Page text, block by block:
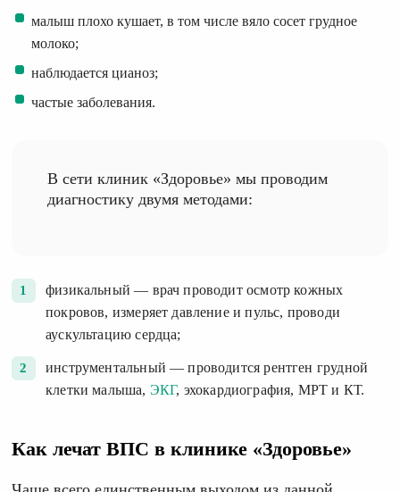
малыш плохо кушает, в том числе вяло сосет грудное
молоко;
наблюдается цианоз;
частые заболевания.
В сети клиник «Здоровье» мы проводим
диагностику двумя методами:
физикальный — врач проводит осмотр кожных
покровов, измеряет давление и пульс, проводи
аускультацию сердца;
инструментальный — проводится рентген грудной
клетки малыша, ЭКГ, эхокардиография, МРТ и КТ.
Как лечат ВПС в клинике «Здоровье»